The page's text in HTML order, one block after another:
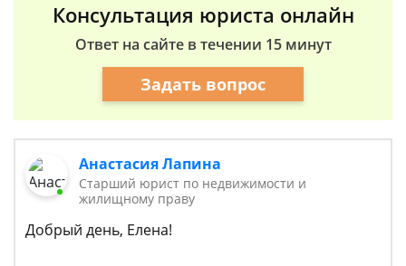
Консультация юриста онлайн
Ответ на сайте в течении 15 минут
Задать вопрос
Анастасия Лапина
Старший юрист по недвижимости и
жилищному праву
Добрый день, Елена!